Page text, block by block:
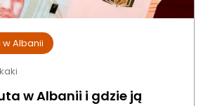
Albanii
kaki
w Albanii i gdzie ją